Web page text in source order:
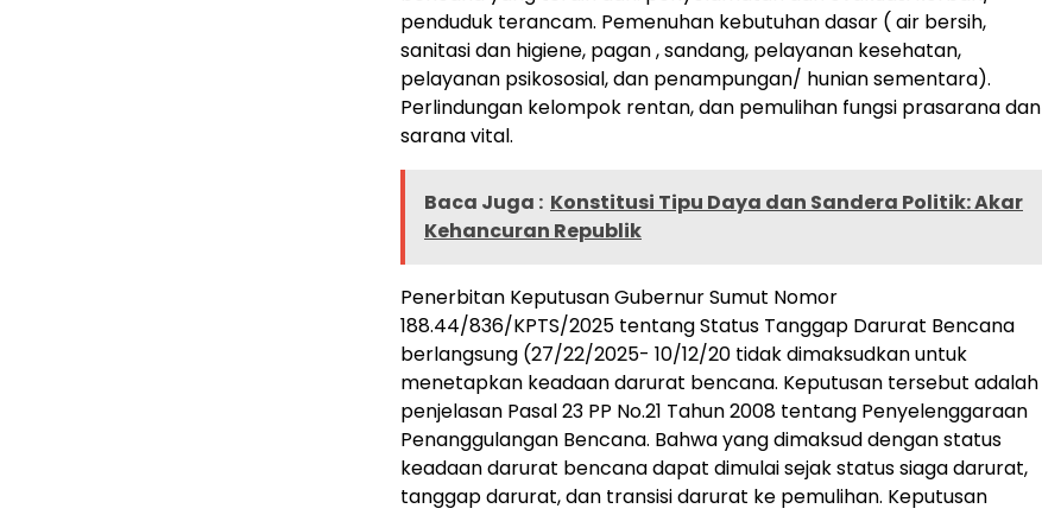
penduduk terancam. Pemenuhan kebutuhan dasar ( air bersih,
sanitasi dan higiene, pagan , sandang, pelayanan kesehatan,
pelayanan psikososial, dan penampungan/ hunian sementara).
Perlindungan kelompok rentan, dan pemulihan fungsi prasarana dan
sarana vital.
Baca Juga : Konstitusi Tipu Daya dan Sandera Politik: Akar
Kehancuran Republik
Penerbitan Keputusan Gubernur Sumut Nomor
188.44/836/KPTS/2025 tentang Status Tanggap Darurat Bencana
berlangsung (27/22/2025- 10/12/20 tidak dimaksudkan untuk
menetapkan keadaan darurat bencana. Keputusan tersebut adalah
penjelasan Pasal 23 PP No.21 Tahun 2008 tentang Penyelenggaraan
Penanggulangan Bencana. Bahwa yang dimaksud dengan status
keadaan darurat bencana dapat dimulai sejak status siaga darurat,
tanggap darurat, dan transisi darurat ke pemulihan. Keputusan